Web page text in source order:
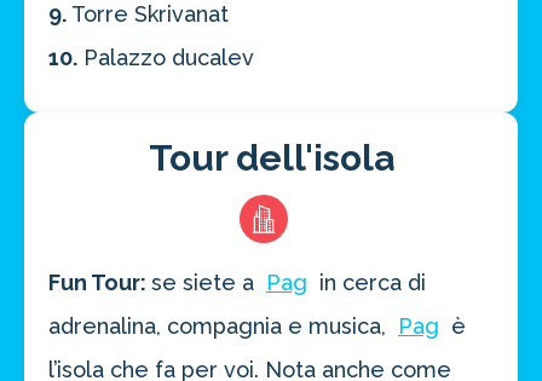
9. Torre Skrivanat
10. Palazzo ducalev
Tour dell'isola
Fun Tour: se siete a Pag in cerca di
adrenalina, compagnia e musica,
Pag è
l’isola che fa per voi. Nota anche come
approfitta del nostro 4-2-1
4 promozioni, 2 omaggi e 1 Novità!
ATTIVA OFFERTA